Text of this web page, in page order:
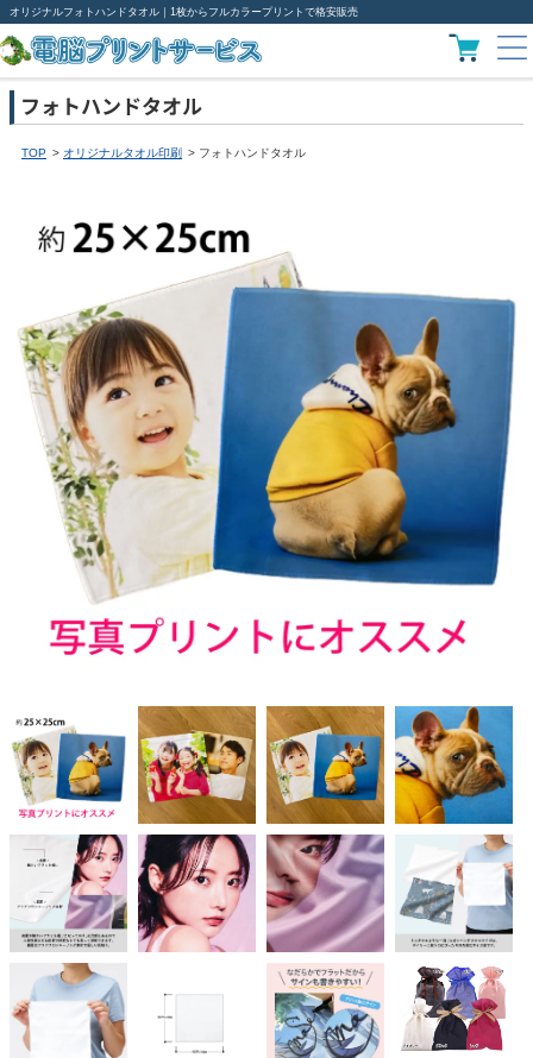
オリジナルフォトハンドタオル｜1枚からフルカラープリントで格安販売
フォトハンドタオル
TOP オリジナルタオル印刷 フォトハンドタオル